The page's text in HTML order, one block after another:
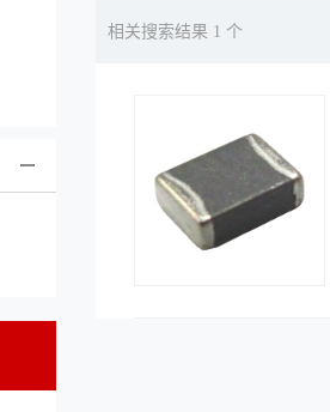
相关搜索结果 1 个